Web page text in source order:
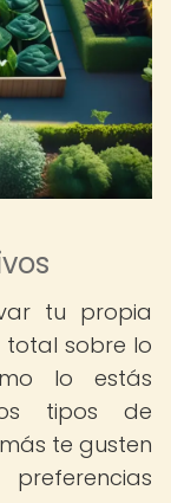
tu propia
total sobre lo
lo estás
tipos de
te gusten